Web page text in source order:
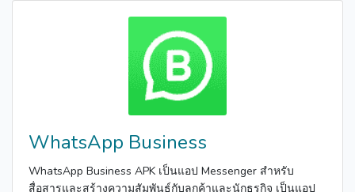
WhatsApp Business
WhatsApp Business APK เป็นแอป Messenger สำหรับ
สื่อสารและสร้างความสัมพันธ์กับลูกค้าและนักธุรกิจ เป็นแอป